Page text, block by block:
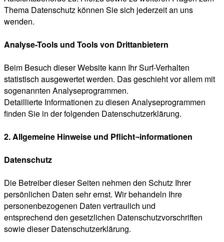
Thema Datenschutz können Sie sich jederzeit an uns
wenden.
Analyse-Tools und Tools von Drittanbietern
Beim Besuch dieser Website kann Ihr Surf-Verhalten
statistisch ausgewertet werden. Das geschieht vor allem mit
sogenannten Analyseprogrammen.
Detaillierte Informationen zu diesen Analyseprogrammen
finden Sie in der folgenden Datenschutzerklärung.
2. Allgemeine Hinweise und Pflicht¬informationen
Datenschutz
Die Betreiber dieser Seiten nehmen den Schutz Ihrer
persönlichen Daten sehr ernst. Wir behandeln Ihre
personenbezogenen Daten vertraulich und
entsprechend den gesetzlichen Datenschutzvorschriften
sowie dieser Datenschutzerklärung.